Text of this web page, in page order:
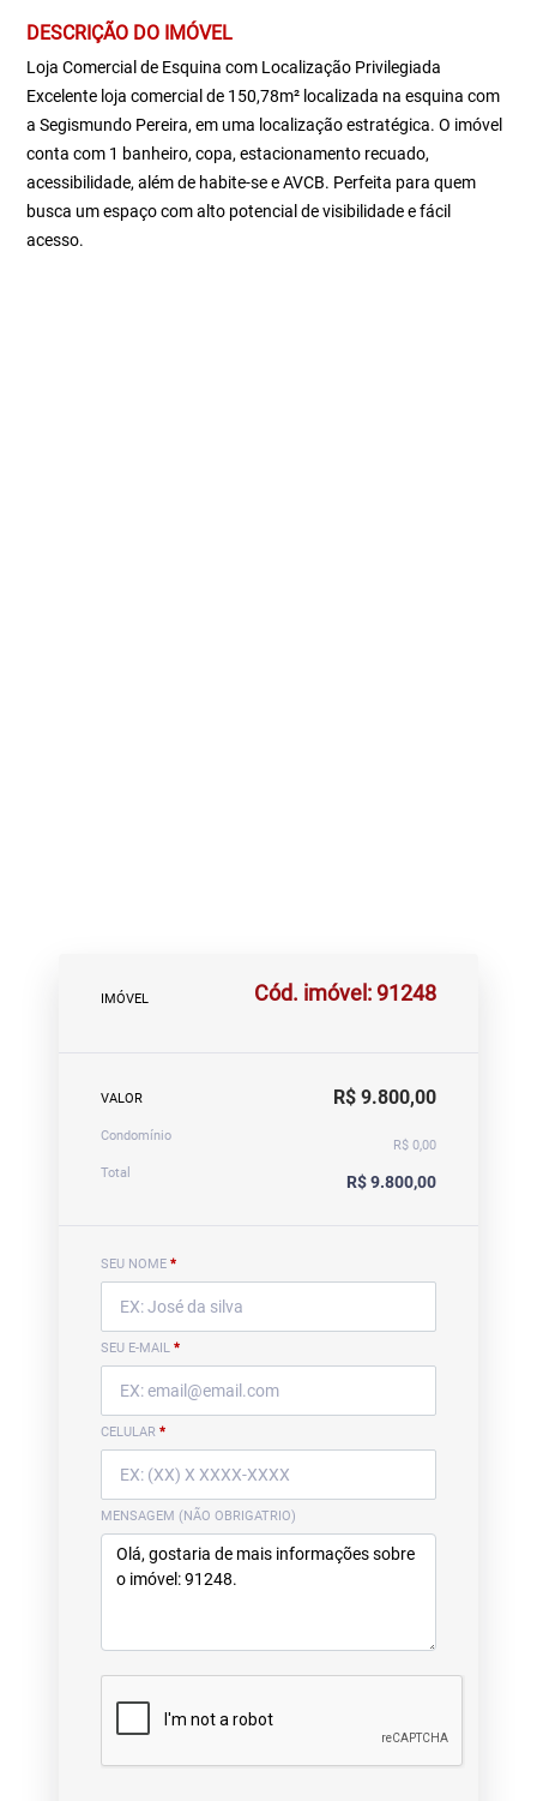
DESCRIÇÃO DO IMÓVEL
Loja Comercial de Esquina com Localização Privilegiada
Excelente loja comercial de 150,78m² localizada na esquina com
a Segismundo Pereira, em uma localização estratégica. O imóvel
conta com 1 banheiro, copa, estacionamento recuado,
acessibilidade, além de habite-se e AVCB. Perfeita para quem
busca um espaço com alto potencial de visibilidade e fácil
acesso.
IMÓVEL Cód. imóvel: 91248
VALOR R$ 9.800,00
Condomínio
R$ 0,00
Total
R$ 9.800,00
SEU NOME *
SEU E-MAIL *
CELULAR *
MENSAGEM (NÃO OBRIGATRIO)